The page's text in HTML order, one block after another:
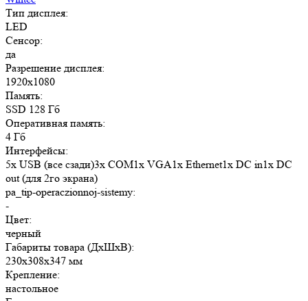
Тип дисплея:
LED
Сенсор:
да
Разрешение дисплея:
1920x1080
Память:
SSD 128 Гб
Оперативная память:
4 Гб
Интерфейсы:
5x USB (все сзади)3x COM1x VGA1x Ethernet1x DC in1x DC
out (для 2го экрана)
pa_tip-operaczionnoj-sistemy:
-
Цвет:
черный
Габариты товара (ДxШxВ):
230x308x347 мм
Крепление:
настольное